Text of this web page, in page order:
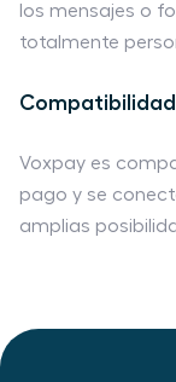
los mensajes o
totalmente
Voxpay es
pago y se
amplias